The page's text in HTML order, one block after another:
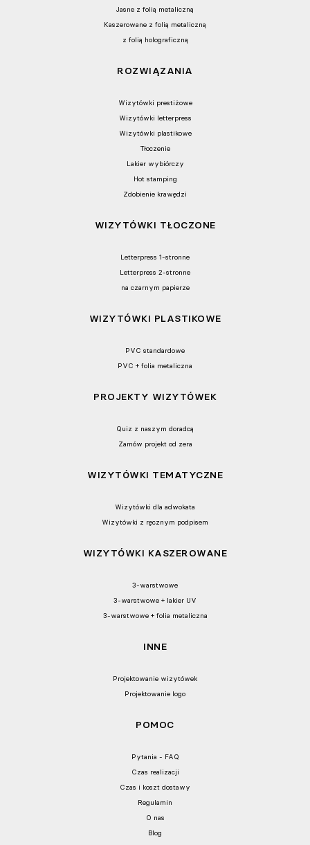
Jasne z folią metaliczną
Kaszerowane z folią metaliczną
z folią holograficzną
ROZWIĄZANIA
Wizytówki prestiżowe
Wizytówki letterpress
Wizytówki plastikowe
Tłoczenie
Lakier wybiórczy
Hot stamping
Zdobienie krawędzi
WIZYTÓWKI TŁOCZONE
Letterpress 1-stronne
Letterpress 2-stronne
na czarnym papierze
WIZYTÓWKI PLASTIKOWE
PVC standardowe
PVC + folia metaliczna
PROJEKTY WIZYTÓWEK
Quiz z naszym doradcą
Zamów projekt od zera
WIZYTÓWKI TEMATYCZNE
Wizytówki dla adwokata
Wizytówki z ręcznym podpisem
WIZYTÓWKI KASZEROWANE
3-warstwowe
3-warstwowe + lakier UV
3-warstwowe + folia metaliczna
INNE
Projektowanie wizytówek
Projektowanie logo
POMOC
Pytania - FAQ
Czas realizacji
Czas i koszt dostawy
Regulamin
O nas
Blog